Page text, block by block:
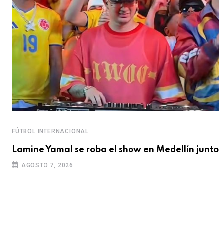
FÚTBOL INTERNACIONAL
Lamine Yamal se roba el show en Medellín junto
AGOSTO 7, 2026